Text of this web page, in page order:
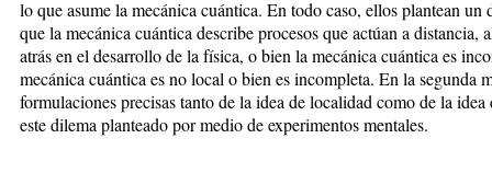
lo que asume la mecánica cuántica. En todo caso, ellos plantean un
que la mecánica cuántica describe procesos que actúan a distancia,
atrás en el desarrollo de la física, o bien la mecánica cuántica es
mecánica cuántica es no local o bien es incompleta. En la segunda
formulaciones precisas tanto de la idea de localidad como de la
este dilema planteado por medio de experimentos mentales.